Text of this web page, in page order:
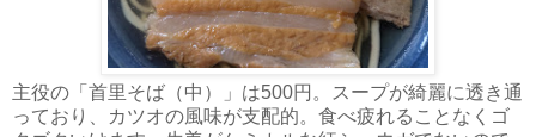
主役の「首里そば（中）」は500円。スープが綺麗に透き通
っており、カツオの風味が支配的。食べ疲れることなくゴ